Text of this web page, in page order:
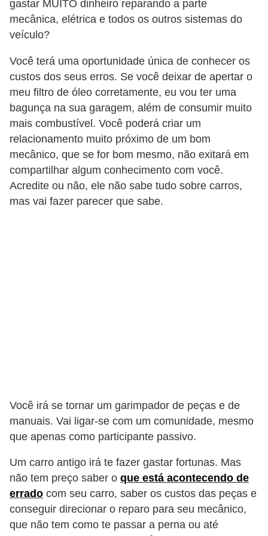
gastar MUITO dinheiro reparando a parte
mecânica, elétrica e todos os outros sistemas do
veículo?
Você terá uma oportunidade única de conhecer os
custos dos seus erros. Se você deixar de apertar o
meu filtro de óleo corretamente, eu vou ter uma
bagunça na sua garagem, além de consumir muito
mais combustível. Você poderá criar um
relacionamento muito próximo de um bom
mecânico, que se for bom mesmo, não exitará em
compartilhar algum conhecimento com você.
Acredite ou não, ele não sabe tudo sobre carros,
mas vai fazer parecer que sabe.
Você irá se tornar um garimpador de peças e de
manuais. Vai ligar-se com um comunidade, mesmo
que apenas como participante passivo.
Um carro antigo irá te fazer gastar fortunas. Mas
não tem preço saber o que está acontecendo de
errado com seu carro, saber os custos das peças e
conseguir direcionar o reparo para seu mecânico,
que não tem como te passar a perna ou até
g
u
a
n
ç
a
e
s
e
g
u